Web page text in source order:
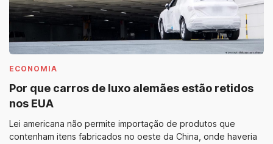
ECONOMIA
Por que carros de luxo alemães estão retidos
nos EUA
Lei americana não permite importação de produtos que
contenham itens fabricados no oeste da China, onde haveria